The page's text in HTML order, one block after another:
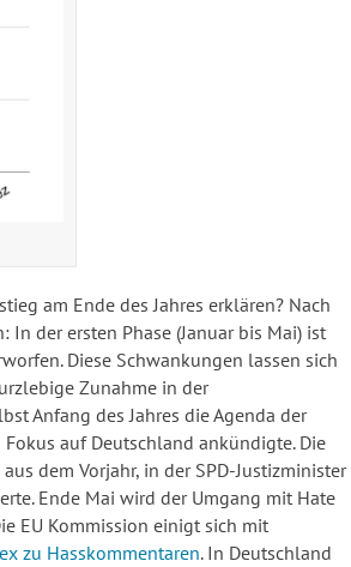
am Ende des Jahres erklären? Nach
der ersten Phase (Januar bis Mai) ist
Diese Schwankungen lassen sich
Zunahme in der
Anfang des Jahres die Agenda der
auf Deutschland ankündigte. Die
dem Vorjahr, in der SPD-Justizminister
Ende Mai wird der Umgang mit Hate
EU Kommission einigt sich mit
zu Hasskommentaren. In Deutschland